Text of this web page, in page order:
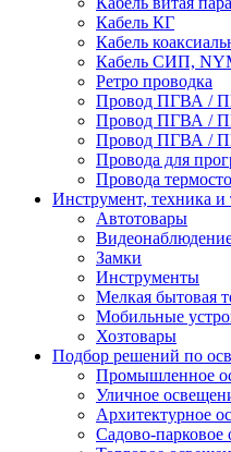
Кабель КГ
Кабель
Кабель СИП,
Ретро проводка
Провод ПГВА /
Провод ПГВА /
Провод ПГВА
Провода для
Провода
Инструмент, техника и
Автотовары
Замки
Инструменты
Мелкая бытовая
Мобильные
Хозтовары
Подбор решений по
Промышленное
Уличное
Архитектурное
Садово-парковое